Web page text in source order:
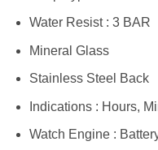
Water Resist : 3 BAR
Mineral Glass
Stainless Steel Back
Indications : Hours,
Watch Engine :